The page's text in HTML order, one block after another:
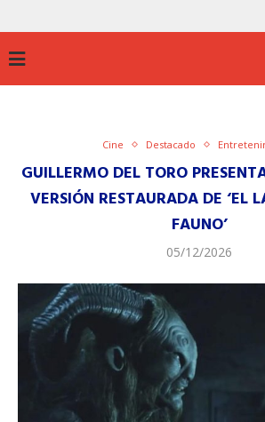
Cine Destacado
GUILLERMO DEL TORO
VERSIÓN RESTAURADA DE ‘EL
FAUNO’
05/12/2026